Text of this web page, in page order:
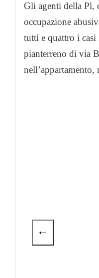
Gli agenti della Pl,
occupazione
tutti e quattro i casi
pianterreno di via
←